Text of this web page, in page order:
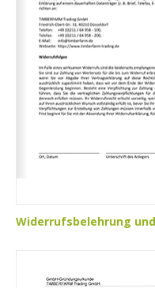
Widerrufsbelehrung